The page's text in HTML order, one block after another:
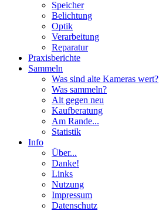
Speicher
Belichtung
Optik
Verarbeitung
Reparatur
Praxisberichte
Sammeln
Was sind alte Kameras wert?
Was sammeln?
Alt gegen neu
Kaufberatung
Am Rande...
Statistik
Info
Über...
Danke!
Links
Nutzung
Impressum
Datenschutz